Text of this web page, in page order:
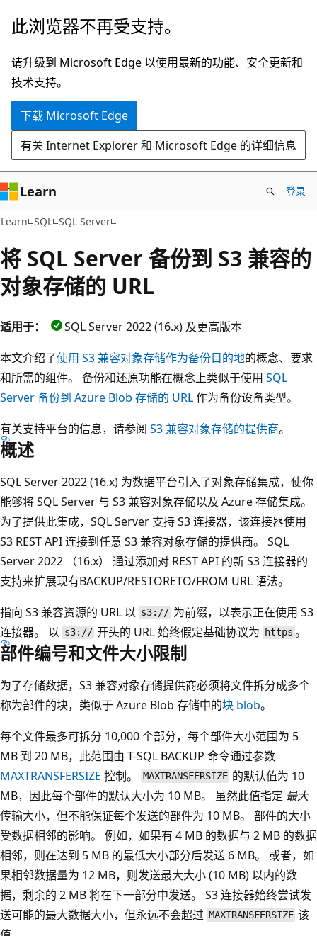
跳
主
要
内
此浏览器不再受支持。
请升级到 Microsoft Edge 以使用最新的功能、安全更新和
技术支持。
下载 Microsoft Edge
有关 Internet Explorer 和 Microsoft Edge 的详细信息
Learn 登录
Learn SQL SQL Server
将 SQL Server 备份到 S3 兼容的
对象存储的 URL
适用于：
SQL Server 2022 (16.x) 及更高版本
本文介绍了使用 S3 兼容对象存储作为备份目的地的概念、要求
和所需的组件。 备份和还原功能在概念上类似于使用 SQL
Server 备份到 Azure Blob 存储的 URL作为备份设备类型。
有关支持平台的信息，请参阅 S3 兼容对象存储的提供商。
概述
SQL Server 2022 (16.x) 为数据平台引入了对象存储集成，使你
能够将 SQL Server 与 S3 兼容对象存储以及 Azure 存储集成。
为了提供此集成，SQL Server 支持 S3 连接器，该连接器使用
S3 REST API 连接到任意 S3 兼容对象存储的提供商。 SQL
Server 2022 （16.x） 通过添加对 REST API 的新 S3 连接器的
支持来扩展现有BACKUP/RESTORETO/FROM URL 语法。
指向 S3 兼容资源的 URL 以 s3:// 为前缀，以表示正在使用 S3
连接器。 以 s3:// 开头的 URL 始终假定基础协议为 https 。
部件编号和文件大小限制
为了存储数据，S3 兼容对象存储提供商必须将文件拆分成多个
称为部件的块，类似于 Azure Blob 存储中的块 blob。
每个文件最多可拆分 10,000 个部分，每个部件大小范围为 5
MB 到 20 MB，此范围由 T-SQL BACKUP 命令通过参数
MAXTRANSFERSIZE 控制。 MAXTRANSFERSIZE 的默认值为 10
MB，因此每个部件的默认大小为 10 MB。 虽然此值指定 最大
传输大小，但不能保证每个发送的部件为 10 MB。 部件的大小
受数据相邻的影响。 例如，如果有 4 MB 的数据与 2 MB 的数据
相邻，则在达到 5 MB 的最低大小部分后发送 6 MB。 或者，如
果相邻数据量为 12 MB，则发送最大大小 (10 MB) 以内的数
据，剩余的 2 MB 将在下一部分中发送。 S3 连接器始终尝试发
送可能的最大数据大小，但永远不会超过 MAXTRANSFERSIZE 该